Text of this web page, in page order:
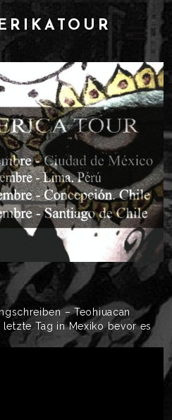
– Teohiuacan
Tag in Mexiko bevor es